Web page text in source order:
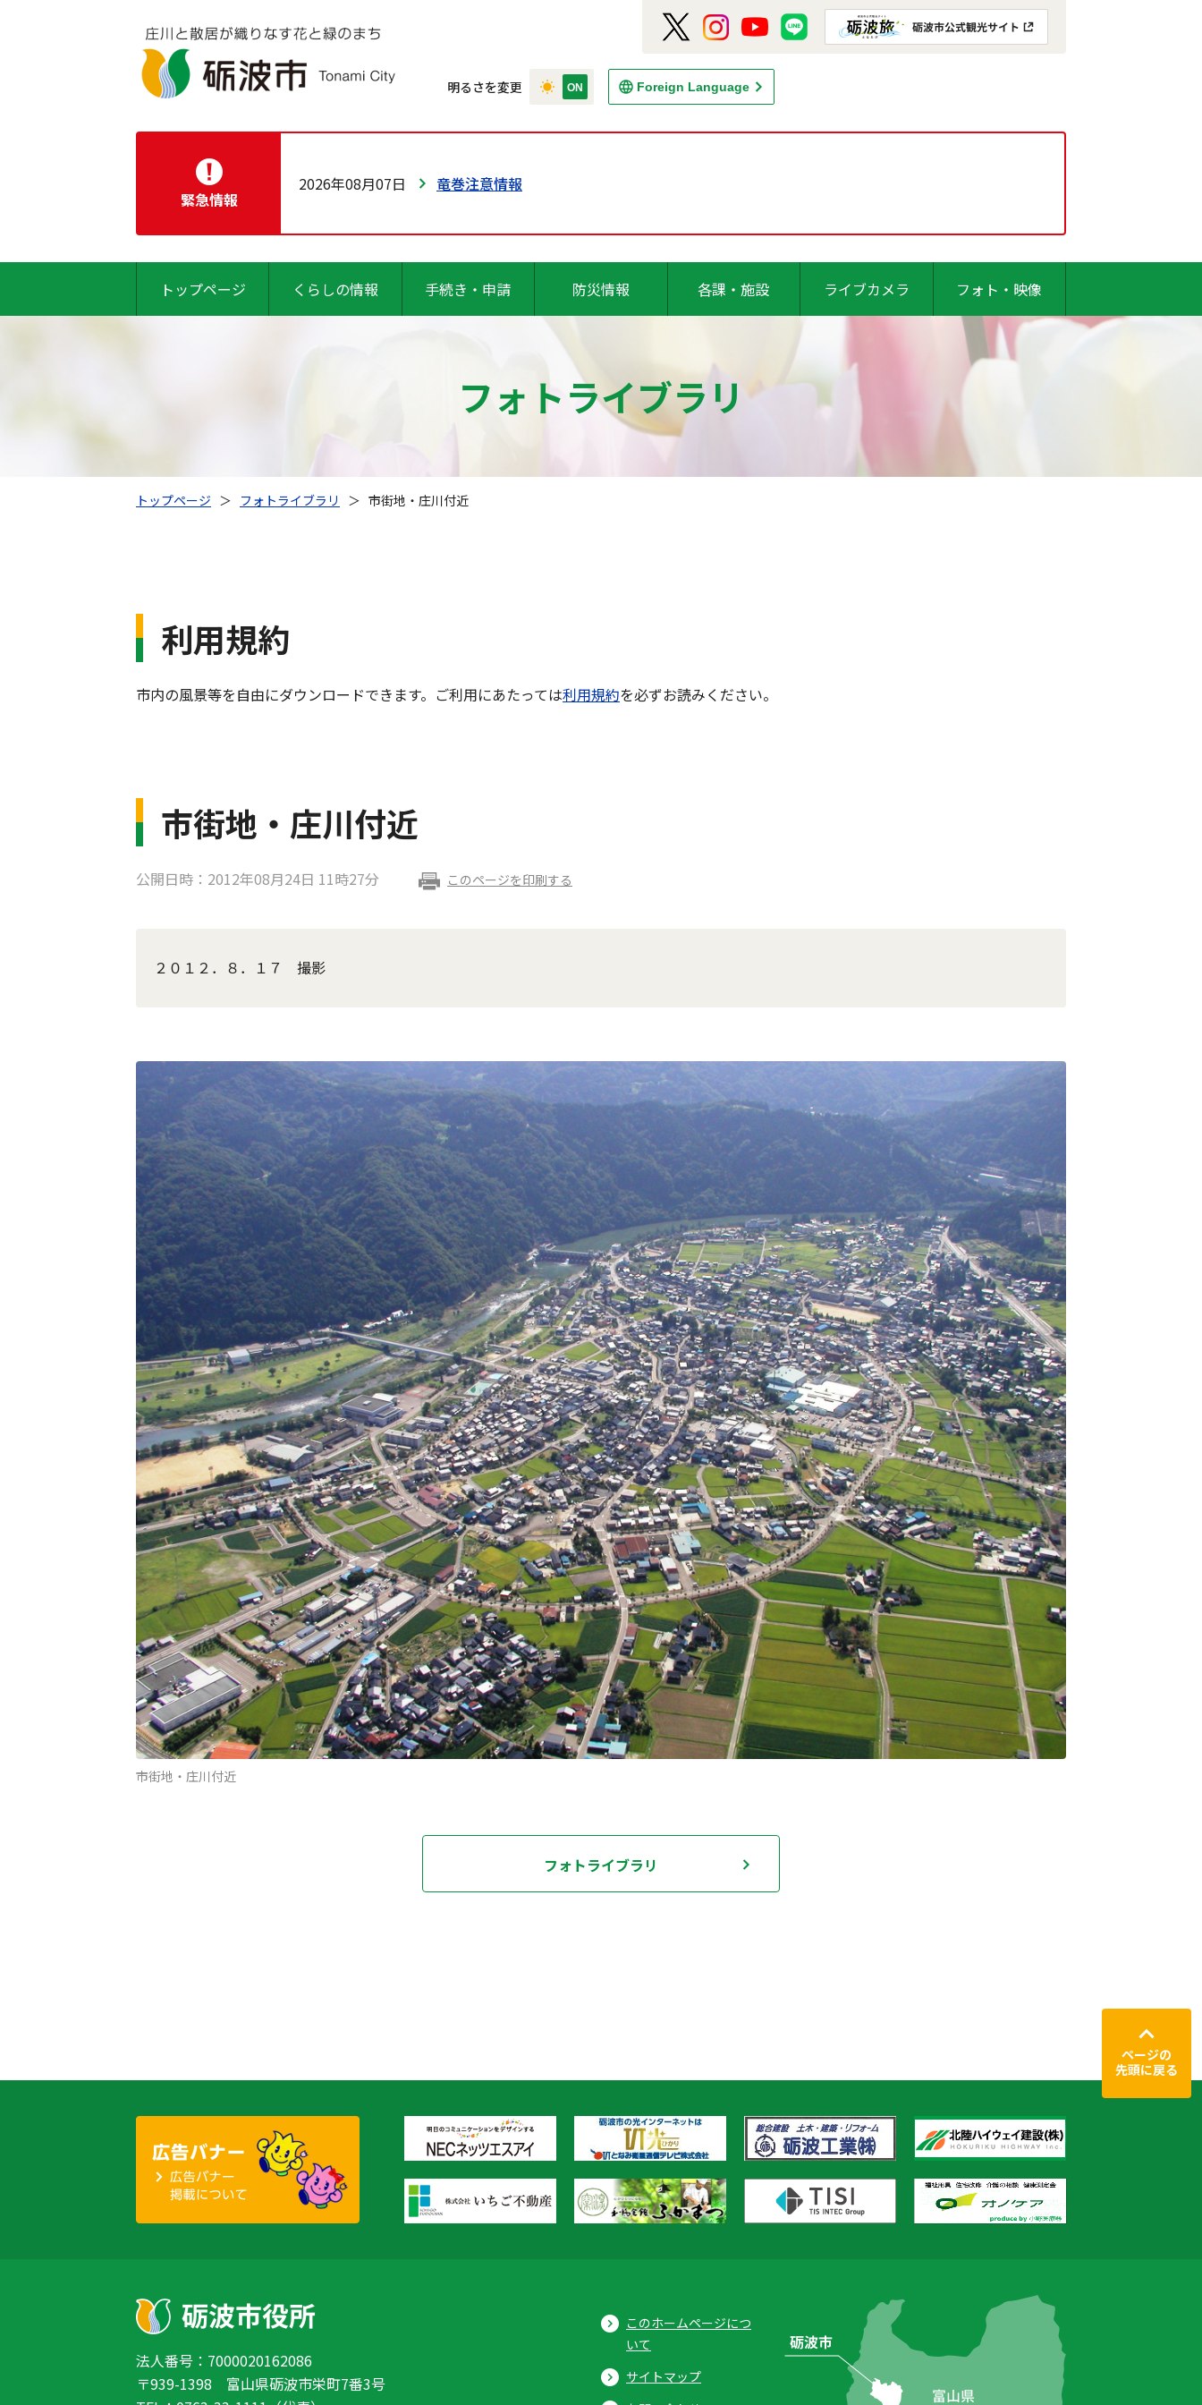
明るさを変更 Foreign Language
緊急情報
2026年08月07日 竜巻注意情報
トップページ くらしの情報 手続き・申請 防災情報 各課・施設 ライブカメラ フォト・映像
フォトライブラリ
トップページ ＞ フォトライブラリ ＞ 市街地・庄川付近
利用規約
市内の風景等を自由にダウンロードできます。ご利用にあたっては利用規約を必ずお読みください。
市街地・庄川付近
公開日時：2012年08月24日 11時27分 このページを印刷する
２０１２．８．１７ 撮影
市街地・庄川付近
フォトライブラリ
ページの
先頭に戻る
法人番号：7000020162086
〒939-1398 富山県砺波市栄町7番3号
このホームページにつ
いて
サイトマップ